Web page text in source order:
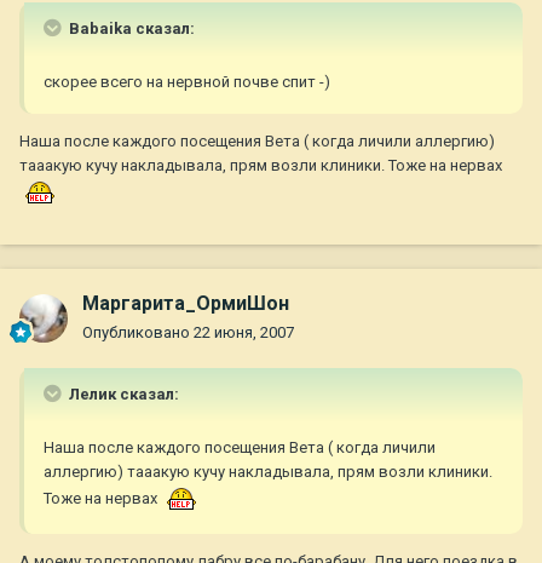
Babaika сказал:
cкорее всего на нервной почве спит -)
Наша после каждого посещения Вета ( когда личили аллергию)
тааакую кучу накладывала, прям возли клиники. Тоже на нервах
Маргарита_ОрмиШон
Опубликовано 22 июня, 2007
Лелик сказал:
Наша после каждого посещения Вета ( когда личили
аллергию) тааакую кучу накладывала, прям возли клиники.
Тоже на нервах